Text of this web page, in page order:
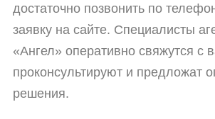
достаточно позвонить по
заявку на сайте. Специалисты
«Ангел» оперативно свяжутся с
проконсультируют и предложат
решения.